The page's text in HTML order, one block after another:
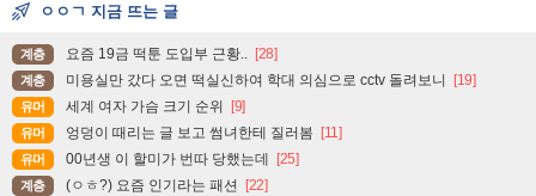
ㅇㅇㄱ 지금 뜨는 글
계층 요즘 19금 떡툰 도입부 근황.. [28]
계층 미용실만 갔다 오면 떡실신하여 학대 의심으로 cctv 돌려보니 [19]
유머 세계 여자 가슴 크기 순위 [9]
유머 엉덩이 때리는 글 보고 썸녀한테 질러봄 [11]
유머 00년생 이 할미가 번따 당했는데 [25]
계층 (ㅇㅎ?) 요즘 인기라는 패션 [22]